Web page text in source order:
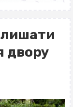
лишати
двору